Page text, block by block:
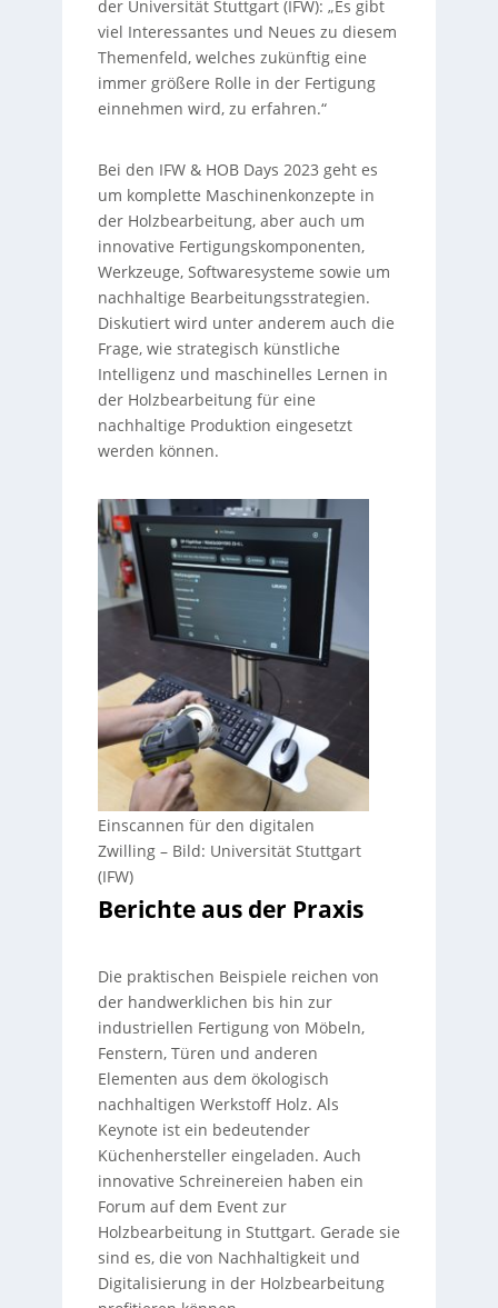
der Universität Stuttgart (IFW): „Es gibt
viel Interessantes und Neues zu diesem
Themenfeld, welches zukünftig eine
immer größere Rolle in der Fertigung
einnehmen wird, zu erfahren.“
Bei den IFW & HOB Days 2023 geht es
um komplette Maschinenkonzepte in
der Holzbearbeitung, aber auch um
innovative Fertigungskomponenten,
Werkzeuge, Softwaresysteme sowie um
nachhaltige Bearbeitungsstrategien.
Diskutiert wird unter anderem auch die
Frage, wie strategisch künstliche
Intelligenz und maschinelles Lernen in
der Holzbearbeitung für eine
nachhaltige Produktion eingesetzt
werden können.
Einscannen für den digitalen
Zwilling– Bild: Universität Stuttgart
(IFW)
Berichte aus der Praxis
Die praktischen Beispiele reichen von
der handwerklichen bis hin zur
industriellen Fertigung von Möbeln,
Fenstern, Türen und anderen
Elementen aus dem ökologisch
nachhaltigen Werkstoff Holz. Als
Keynote ist ein bedeutender
Küchenhersteller eingeladen. Auch
innovative Schreinereien haben ein
Forum auf dem Event zur
Holzbearbeitung in Stuttgart. Gerade sie
sind es, die von Nachhaltigkeit und
Digitalisierung in der Holzbearbeitung